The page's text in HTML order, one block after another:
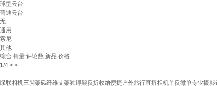
球型云台
普通云台
无
通用
索尼
其他
综合 销量 评论数 新品 价格
1/4 < >
绿联相机三脚架碳纤维支架独脚架反折收纳便捷户外旅行直播相机单反微单专业摄